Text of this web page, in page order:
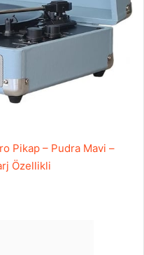
Pikap – Pudra Mavi –
Özellikli